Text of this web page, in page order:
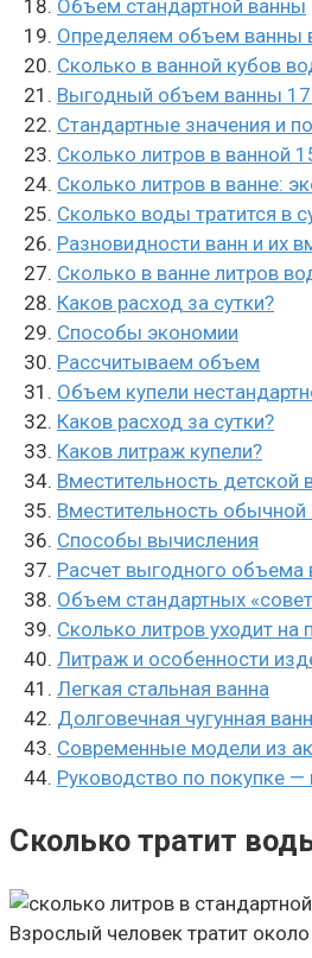
Объем стандартной ванны
Определяем объем ванны
Сколько в ванной кубов
Выгодный объем ванны
Стандартные значения и
Сколько литров в ванной
Сколько литров в ванне:
Сколько воды тратится в
Разновидности ванн и их
Сколько в ванне литров
Каков расход за сутки?
Способы экономии
Рассчитываем объем
Объем купели
Каков расход за сутки?
Каков литраж купели?
Вместительность детской
Вместительность
Способы вычисления
Расчет выгодного
Объем стандартных
Сколько литров уходит на
Литраж и особенности
Легкая стальная ванна
Долговечная чугунная
Современные модели из
Руководство по покупке —
Сколько тратит
Взрослый человек тратит